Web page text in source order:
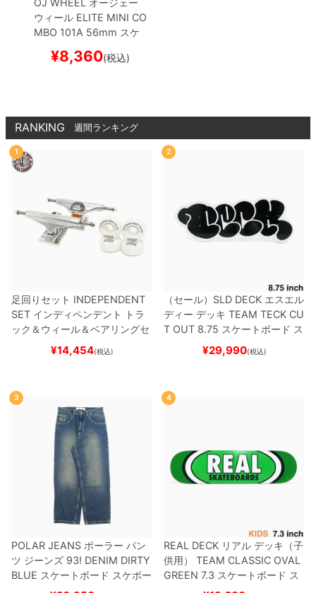
OJ WHEEL オージェー
ウィール ELITE MINI CO
MBO 101A 56mm スケ
¥8,360(税込)
RANKING 週間ランキング
1
足回りセット INDEPENDENT
SET インディペンデント
トラ
ック＆ウィール＆ベアリングセ
（トリック用）
ード スケボー
¥14,454(税込)
2
（セール） SLD DECK エスエル
ディー デッキ TEAM TECK CU
T OUT 8.75 スケートボード ス
¥29,990(税込)
3
POLAR JEANS ポーラー パン
ツ ジーンズ 93! DENIM DIRTY
BLUE スケートボード スケボー
4
REAL DECK リアル デッキ（子
供用）
TEAM CLASSIC OVAL
GREEN 7.3 スケートボード ス